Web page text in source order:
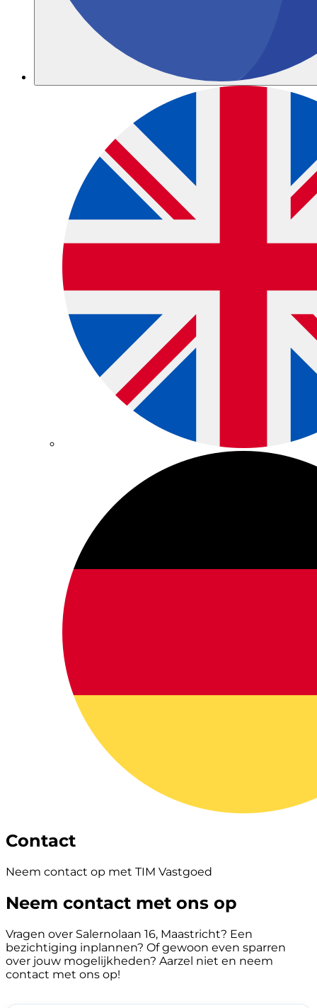
Contact
Neem contact op met TIM Vastgoed
Neem contact met ons op
Vragen over Salernolaan 16, Maastricht? Een
bezichtiging inplannen? Of gewoon even sparren
over jouw mogelijkheden? Aarzel niet en neem
contact met ons op!